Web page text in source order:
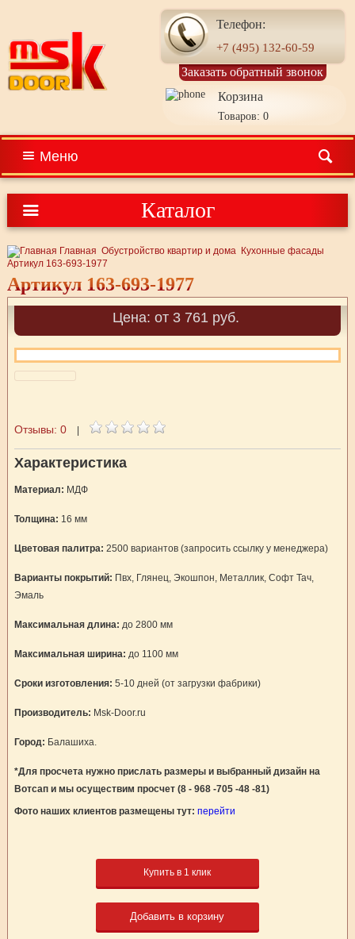
Телефон:
+7 (495) 132-60-59
Заказать обратный звонок
Корзина
Товаров: 0
Меню
Каталог
Главная Обустройство квартир и дома Кухонные фасады
Артикул 163-693-1977
Артикул 163-693-1977
Цена: от 3 761 руб.
Отзывы: 0
Характеристика
Материал: МДФ
Толщина: 16 мм
Цветовая палитра: 2500 вариантов (запросить ссылку у менеджера)
Варианты покрытий: Пвх, Глянец, Экошпон, Металлик, Софт Тач,
Эмаль
Максимальная длина: до 2800 мм
Максимальная ширина: до 1100 мм
Сроки изготовления: 5-10 дней (от загрузки фабрики)
Производитель: Msk-Door.ru
Город: Балашиха.
*Для просчета нужно прислать размеры и выбранный дизайн на
Вотсап и мы осуществим просчет (8 - 968 -705 -48 -81)
Фото наших клиентов размещены тут: перейти
Купить в 1 клик
Добавить в корзину